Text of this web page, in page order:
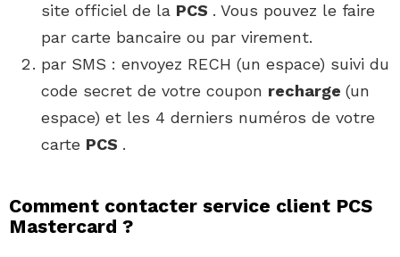
site officiel de la PCS . Vous pouvez le faire
par carte bancaire ou par virement.
par SMS : envoyez RECH (un espace) suivi du
code secret de votre coupon recharge (un
espace) et les 4 derniers numéros de votre
carte PCS .
Comment contacter service client PCS
Mastercard ?